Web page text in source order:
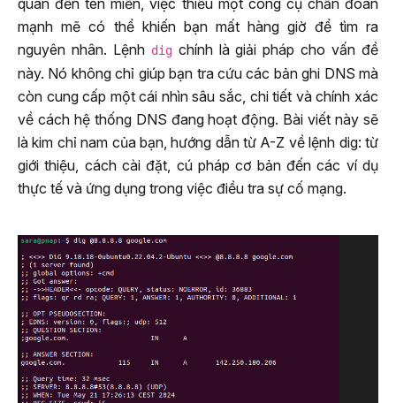
quan đến tên miền, việc thiếu một công cụ chẩn đoán
mạnh mẽ có thể khiến bạn mất hàng giờ để tìm ra
nguyên nhân. Lệnh digchính là giải pháp cho vấn đề
này. Nó không chỉ giúp bạn tra cứu các bản ghi DNS mà
còn cung cấp một cái nhìn sâu sắc, chi tiết và chính xác
về cách hệ thống DNS đang hoạt động. Bài viết này sẽ
là kim chỉ nam của bạn, hướng dẫn từ A-Z về lệnh dig: từ
giới thiệu, cách cài đặt, cú pháp cơ bản đến các ví dụ
thực tế và ứng dụng trong việc điều tra sự cố mạng.